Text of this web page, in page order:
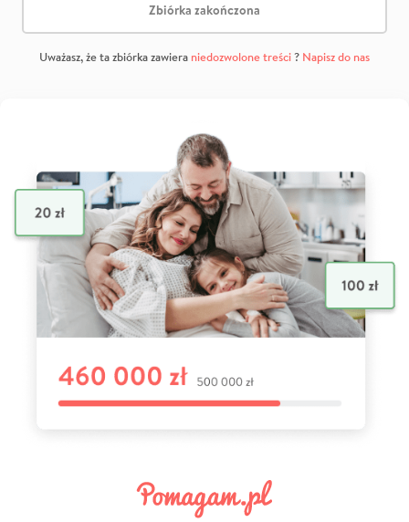
Zbiórka zakończona
Uważasz, że ta zbiórka zawiera niedozwolone treści? Napisz do nas